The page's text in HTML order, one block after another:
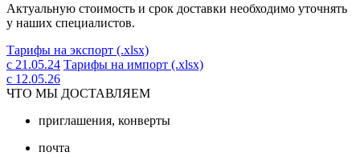
Актуальную стоимость и срок доставки необходимо уточнять
у наших специалистов.
Тарифы на экспорт (.xlsx)
с 21.05.24 Тарифы на импорт (.xlsx)
с 12.05.26
ЧТО МЫ ДОСТАВЛЯЕМ
приглашения, конверты
почта